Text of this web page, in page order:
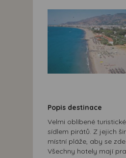
Popis destinace
Velmi oblíbené
sídlem pirátů. Z jejich
místní pláže, aby se
Všechny hotely mají